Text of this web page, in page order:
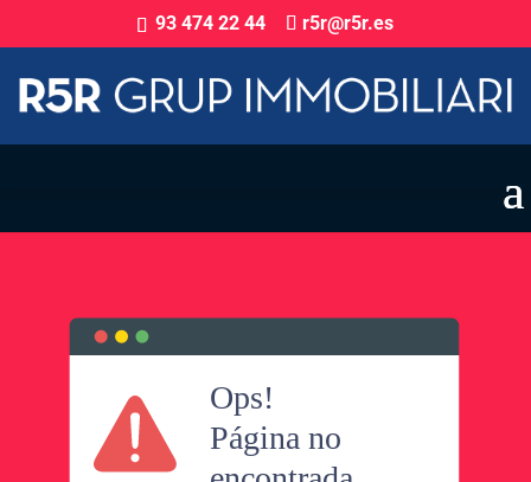
93 474 22 44 r5r@r5r.es